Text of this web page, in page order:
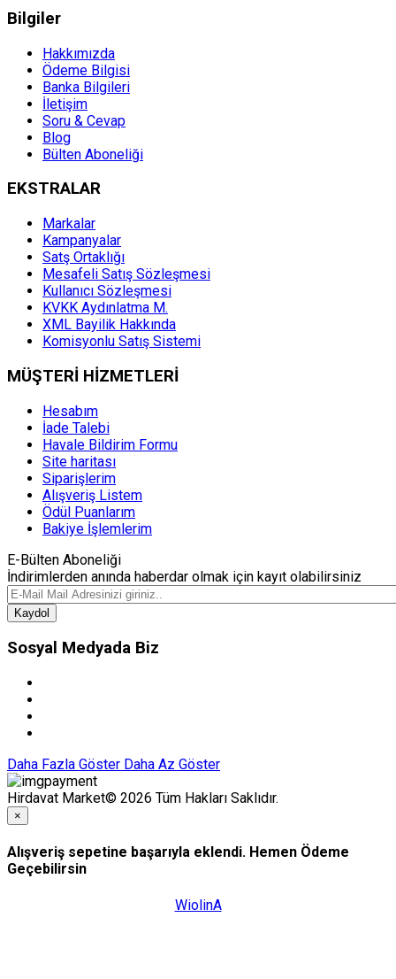
Bilgiler
Hakkımızda
Ödeme Bilgisi
Banka Bilgileri
İletişim
Soru & Cevap
Blog
Bülten Aboneliği
EKSTRALAR
Markalar
Kampanyalar
Satş Ortaklığı
Mesafeli Satış Sözleşmesi
Kullanıcı Sözleşmesi
KVKK Aydınlatma M.
XML Bayilik Hakkında
Komisyonlu Satış Sistemi
MÜŞTERİ HİZMETLERİ
Hesabım
İade Talebi
Havale Bildirim Formu
Site haritası
Siparişlerim
Alışveriş Listem
Ödül Puanlarım
Bakiye İşlemlerim
E-Bülten Aboneliği
İndirimlerden anında haberdar olmak için kayıt olabilirsiniz
Kaydol
Sosyal Medyada Biz
Daha Fazla Göster Daha Az Göster
Hirdavat Market© 2026 Tüm Hakları Saklıdır.
×
Alışveriş sepetine başarıyla eklendi. Hemen Ödeme
Geçebilirsin
WiolinA